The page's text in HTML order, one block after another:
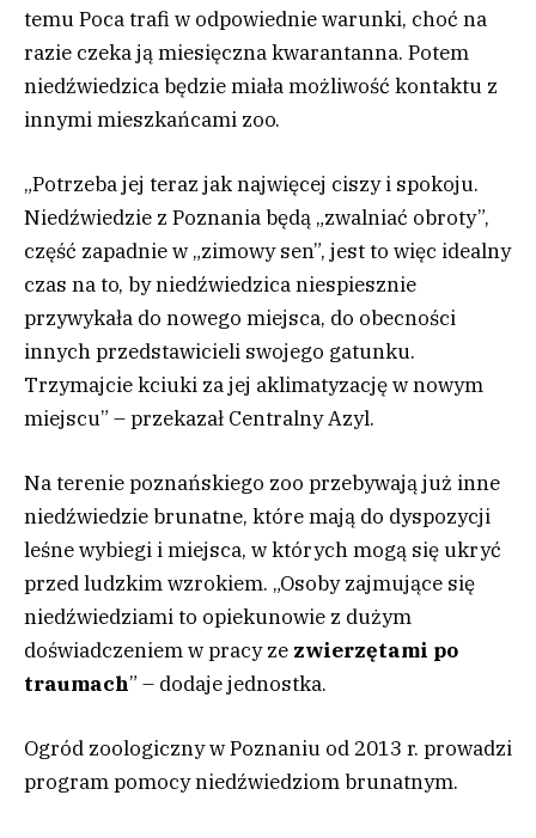
temu Poca trafi w odpowiednie warunki, choć na
razie czeka ją miesięczna kwarantanna. Potem
niedźwiedzica będzie miała możliwość kontaktu z
innymi mieszkańcami zoo.
„Potrzeba jej teraz jak najwięcej ciszy i spokoju.
Niedźwiedzie z Poznania będą „zwalniać obroty”,
część zapadnie w „zimowy sen”, jest to więc idealny
czas na to, by niedźwiedzica niespiesznie
przywykała do nowego miejsca, do obecności
innych przedstawicieli swojego gatunku.
Trzymajcie kciuki za jej aklimatyzację w nowym
miejscu” – przekazał Centralny Azyl.
Na terenie poznańskiego zoo przebywają już inne
niedźwiedzie brunatne, które mają do dyspozycji
leśne wybiegi i miejsca, w których mogą się ukryć
przed ludzkim wzrokiem. „Osoby zajmujące się
niedźwiedziami to opiekunowie z dużym
doświadczeniem w pracy ze zwierzętami po
traumach” – dodaje jednostka.
Ogród zoologiczny w Poznaniu od 2013 r. prowadzi
program pomocy niedźwiedziom brunatnym.